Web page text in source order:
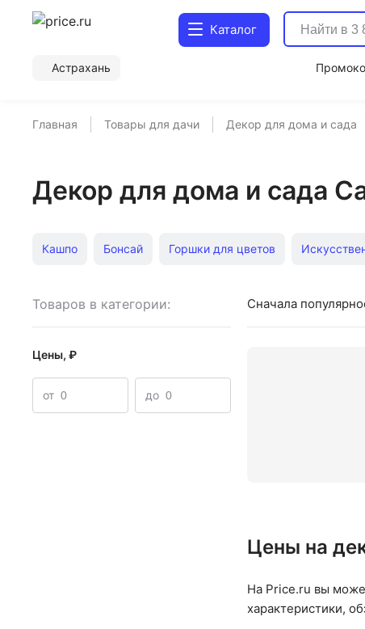
Каталог
Астрахань
Главная Товары для дачи Декор для дома и сада
Декор для дома и сада
Кашпо Бонсай Горшки для цветов
Товаров в категории:
Цены, ₽
от до
Сначала
Цены на
На Price.ru вы
характеристики,